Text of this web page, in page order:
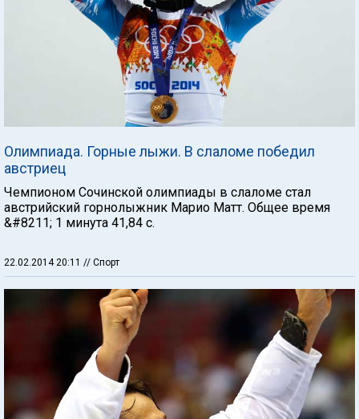
Олимпиада. Горные лыжи. В слаломе победил
австриец
Чемпионом Сочинской олимпиады в слаломе стал
австрийский горнолыжник Марио Матт. Общее время
&#8211; 1 минута 41,84 с.
22.02.2014 20:11 // Спорт